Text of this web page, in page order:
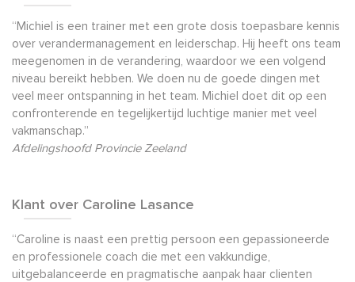
“Michiel is een trainer met een grote dosis toepasbare kennis
over verandermanagement en leiderschap. Hij heeft ons team
meegenomen in de verandering, waardoor we een volgend
niveau bereikt hebben. We doen nu de goede dingen met
veel meer ontspanning in het team. Michiel doet dit op een
confronterende en tegelijkertijd luchtige manier met veel
vakmanschap.”
Afdelingshoofd Provincie Zeeland
Klant over Caroline Lasance
“Caroline is naast een prettig persoon een gepassioneerde
en professionele coach die met een vakkundige,
uitgebalanceerde en pragmatische aanpak haar clienten